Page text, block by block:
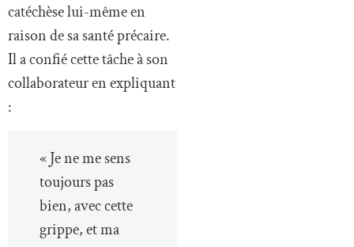
catéchèse lui-même en
raison de sa santé précaire.
Il a confié cette tâche à son
collaborateur en expliquant
:
« Je ne me sens
toujours pas
bien, avec cette
grippe, et ma